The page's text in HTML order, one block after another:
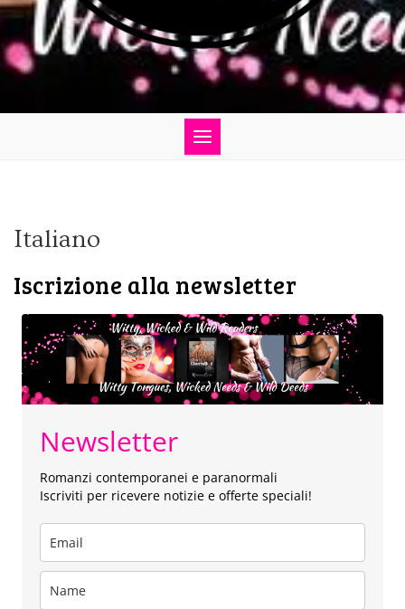
Italiano
Iscrizione alla newsletter
Newsletter
Romanzi contemporanei e paranormali
Iscriviti per ricevere notizie e offerte speciali!